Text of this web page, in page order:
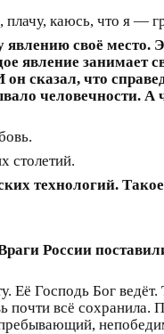
плачу, каюсь, что я —
своё место.
явление занимает
сказал, что
человечности. А
столетий.
технологий.
России
Её Господь Бог
почти всё сохранила.